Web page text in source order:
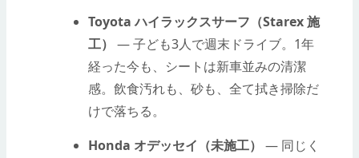
Toyota ハイラックスサーフ（Starex 施
工） — 子ども3人で週末ドライブ。1年
経った今も、シートは新車並みの清潔
感。飲食汚れも、砂も、全て拭き掃除だ
けで落ちる。
Honda オデッセイ（未施工） — 同じく